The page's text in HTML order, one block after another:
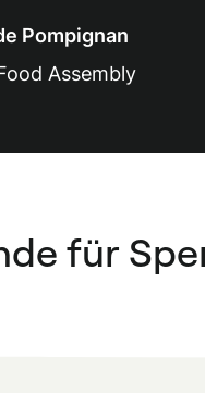
Pompignan
Assembly
für